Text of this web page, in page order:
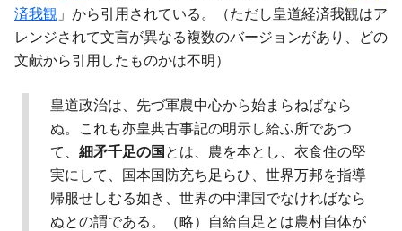
済我観 」から引用されている。（ただし皇道経済我観はア
レンジされて文言が異なる複数のバージョンがあり、どの
文献から引用したものかは不明）
皇道政治は、先づ軍農中心から始まらねばなら
ぬ。これも亦皇典古事記の明示し給ふ所であつ
て、 細矛千足の国とは、農を本とし、衣食住の堅
実にして、国本国防充ち足らひ、世界万邦を指導
帰服せしむる如き、世界の中津国でなければなら
ぬとの謂である。（略）自給自足とは農村自体が